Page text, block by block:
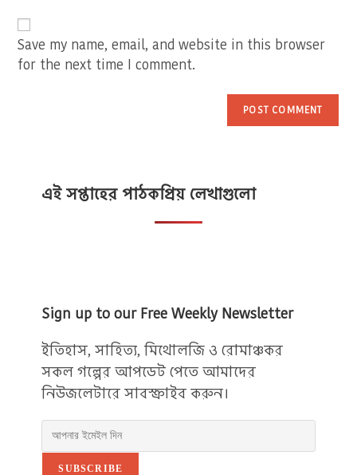
URL
(optional)
Save my name, email, and website in this browser
for the next time I comment.
এই সপ্তাহের পাঠকপ্রিয় লেখাগুলো
Sign up to our Free Weekly Newsletter
ইতিহাস, সাহিত্য, মিথোলজি ও রোমাঞ্চকর
সকল গল্পের আপডেট পেতে আমাদের
নিউজলেটারে সাবস্ক্রাইব করুন।
SUBSCRIBE